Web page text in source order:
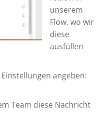
unserem
Flow, wo wir
diese
ausfüllen
angeben:
Team diese Nachricht